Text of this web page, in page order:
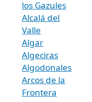
los Gazules
Alcalá del
Valle
Algar
Algeciras
Algodonales
Arcos de la
Frontera